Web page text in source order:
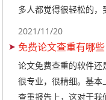
多人都觉得很轻松的
2021/11/20
免费论文查重有哪些
论文免费查重的软件还
很专业，很精细。基
查重报告上，这对于